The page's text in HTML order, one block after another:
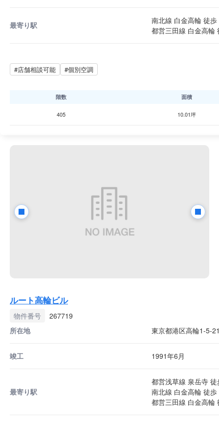
最寄り駅
南北線 白金高輪 徒歩
都営三田線 白金高輪
#店舗相談可能 #個別空調
階数 面積
405 10.01坪
ルート高輪ビル
物件番号
267719
所在地
東京都港区高輪1-5-
竣工 1991年6月
最寄り駅
都営浅草線 泉岳寺
南北線 白金高輪 徒歩
都営三田線 白金高輪